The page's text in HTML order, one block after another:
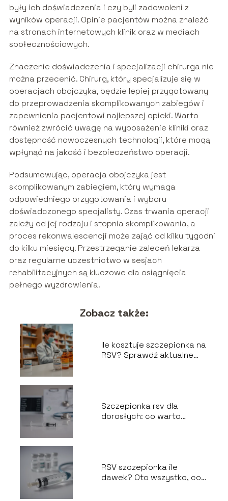
były ich doświadczenia i czy byli zadowoleni z
wyników operacji. Opinie pacjentów można znaleźć
na stronach internetowych klinik oraz w mediach
społecznościowych.
Znaczenie doświadczenia i specjalizacji chirurga nie
można przecenić. Chirurg, który specjalizuje się w
operacjach obojczyka, będzie lepiej przygotowany
do przeprowadzenia skomplikowanych zabiegów i
zapewnienia pacjentowi najlepszej opieki. Warto
również zwrócić uwagę na wyposażenie kliniki oraz
dostępność nowoczesnych technologii, które mogą
wpłynąć na jakość i bezpieczeństwo operacji.
Podsumowując, operacja obojczyka jest
skomplikowanym zabiegiem, który wymaga
odpowiedniego przygotowania i wyboru
doświadczonego specjalisty. Czas trwania operacji
zależy od jej rodzaju i stopnia skomplikowania, a
proces rekonwalescencji może zająć od kilku tygodni
do kilku miesięcy. Przestrzeganie zaleceń lekarza
oraz regularne uczestnictwo w sesjach
rehabilitacyjnych są kluczowe dla osiągnięcia
pełnego wyzdrowienia.
Zobacz także:
Ile kosztuje szczepionka na
RSV? Sprawdź aktualne
Szczepionka rsv dla
dorosłych: co warto
RSV szczepionka ile
dawek? Oto wszystko, co